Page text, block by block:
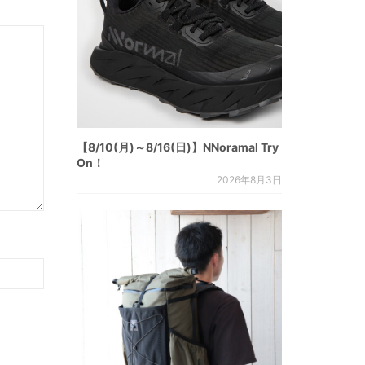
【8/10(月)～8/16(日)】NNoramal Try
On！
2026年8月3日